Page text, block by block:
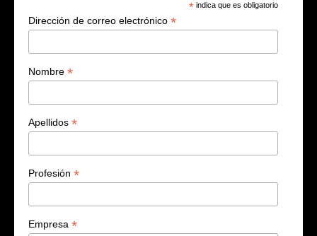
* indica que es obligatorio
Dirección de correo electrónico *
Nombre *
Apellidos *
Profesión *
Empresa *